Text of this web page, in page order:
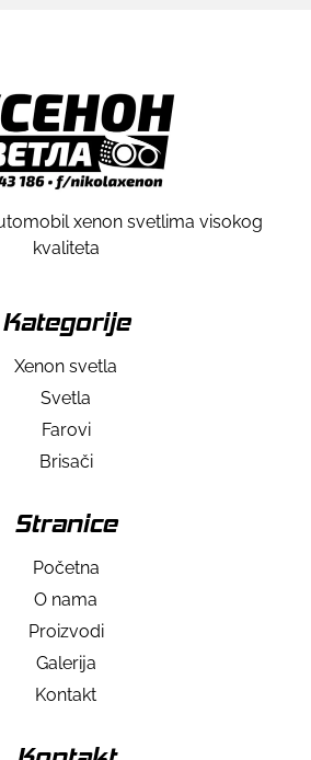
xenon svetlima visokog
kvaliteta
Kategorije
Xenon svetla
Svetla
Farovi
Brisači
Stranice
Početna
O nama
Proizvodi
Galerija
Kontakt